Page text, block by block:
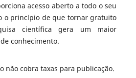
acesso aberto a todo o seu
o princípio de que tornar gratuito
científica gera um maior
conhecimento.
não cobra taxas para publicação.